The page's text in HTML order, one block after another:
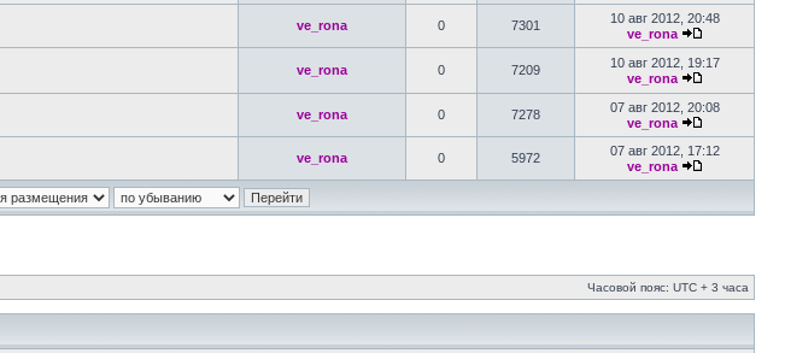
ve_rona 0 7301
10 авг 2012, 20:48
ve_rona
ve_rona 0 7209
10 авг 2012, 19:17
ve_rona
ve_rona 0 7278
07 авг 2012, 20:08
ve_rona
ve_rona 0 5972
07 авг 2012, 17:12
ve_rona
Часовой пояс: UTC + 3 часа